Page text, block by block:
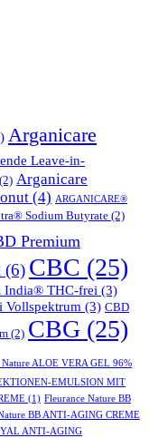
Arganicare
Leave-in-
(2) Arganicare
(4) ARGANICARE®
Sodium Butyrate (2)
Premium
(6) CBC (25)
India® THC-frei (3)
(3) CBD
(2) CBG (25)
Nature ALOE VERA GEL 96%
EMULSION MIT
(1) Fleurance Nature BB
BB ANTI-AGING CREME
ANTI-AGING